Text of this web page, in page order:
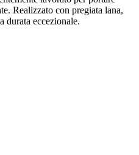
Realizzato con pregiata lana,
durata eccezionale.